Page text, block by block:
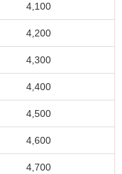
4,100
4,200
4,300
4,400
4,500
4,600
4,700